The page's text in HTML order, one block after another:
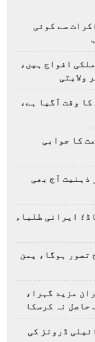
سے کوئی
افواج ہیں،
ولایتی
وقت آگیا ہے،
کا جوابی
ذہنیت آج بھی
ایرانی طلباء
تصور ہوگا، یمن
مزید گہرا،
حاصل نہ کرسکا
ڈرونز کی